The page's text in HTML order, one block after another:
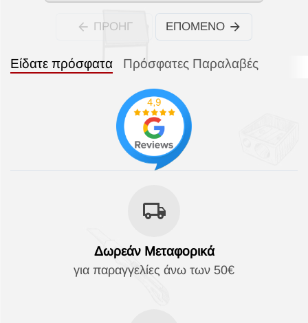
ΠΡΟΗΓ ΕΠΌΜΕΝΟ
Είδατε πρόσφατα Πρόσφατες Παραλαβές
Δωρεάν Μεταφορικά
για παραγγελίες άνω των 50€